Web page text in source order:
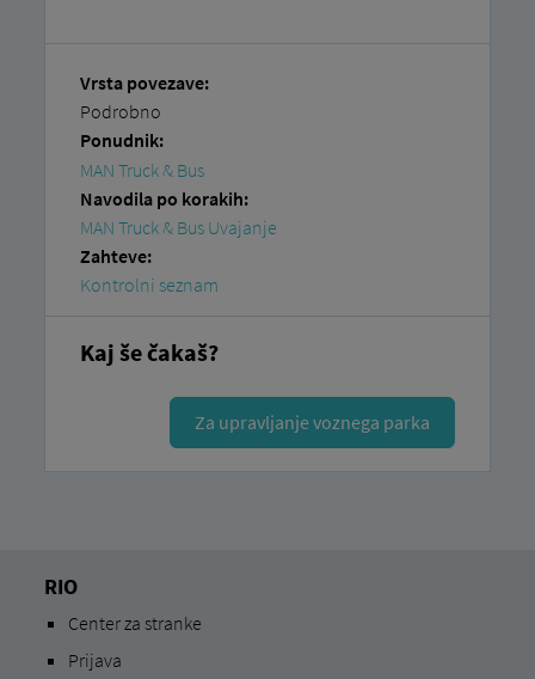
Vrsta povezave:
Podrobno
Ponudnik:
MAN Truck & Bus
Navodila po korakih:
MAN Truck & Bus Uvajanje
Zahteve:
Kontrolni seznam
Kaj še čakaš?
Za upravljanje voznega parka
RIO
Center za stranke
Prijava